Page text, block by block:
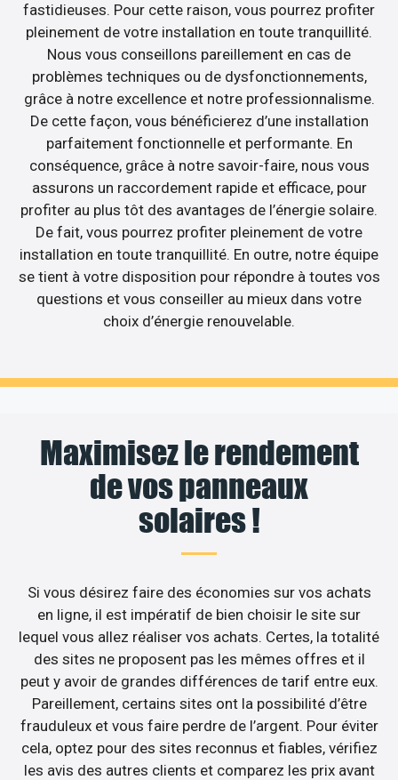
fastidieuses. Pour cette raison, vous pourrez profiter
pleinement de votre installation en toute tranquillité.
Nous vous conseillons pareillement en cas de
problèmes techniques ou de dysfonctionnements,
grâce à notre excellence et notre professionnalisme.
De cette façon, vous bénéficierez d’une installation
parfaitement fonctionnelle et performante. En
conséquence, grâce à notre savoir-faire, nous vous
assurons un raccordement rapide et efficace, pour
profiter au plus tôt des avantages de l’énergie solaire.
De fait, vous pourrez profiter pleinement de votre
installation en toute tranquillité. En outre, notre équipe
se tient à votre disposition pour répondre à toutes vos
questions et vous conseiller au mieux dans votre
choix d’énergie renouvelable.
Maximisez le rendement
de vos panneaux
solaires !
Si vous désirez faire des économies sur vos achats
en ligne, il est impératif de bien choisir le site sur
lequel vous allez réaliser vos achats. Certes, la totalité
des sites ne proposent pas les mêmes offres et il
peut y avoir de grandes différences de tarif entre eux.
Pareillement, certains sites ont la possibilité d’être
frauduleux et vous faire perdre de l’argent. Pour éviter
cela, optez pour des sites reconnus et fiables, vérifiez
les avis des autres clients et comparez les prix avant